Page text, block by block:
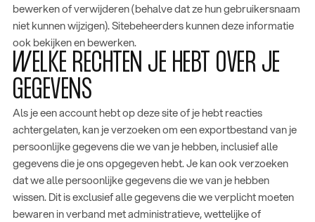
bewerken of verwijderen (behalve dat ze hun gebruikersnaam
niet kunnen wijzigen). Sitebeheerders kunnen deze informatie
ook bekijken en bewerken.
WELKE RECHTEN JE HEBT OVER JE
GEGEVENS
Als je een account hebt op deze site of je hebt reacties
achtergelaten, kan je verzoeken om een exportbestand van je
persoonlijke gegevens die we van je hebben, inclusief alle
gegevens die je ons opgegeven hebt. Je kan ook verzoeken
dat we alle persoonlijke gegevens die we van je hebben
wissen. Dit is exclusief alle gegevens die we verplicht moeten
bewaren in verband met administratieve, wettelijke of